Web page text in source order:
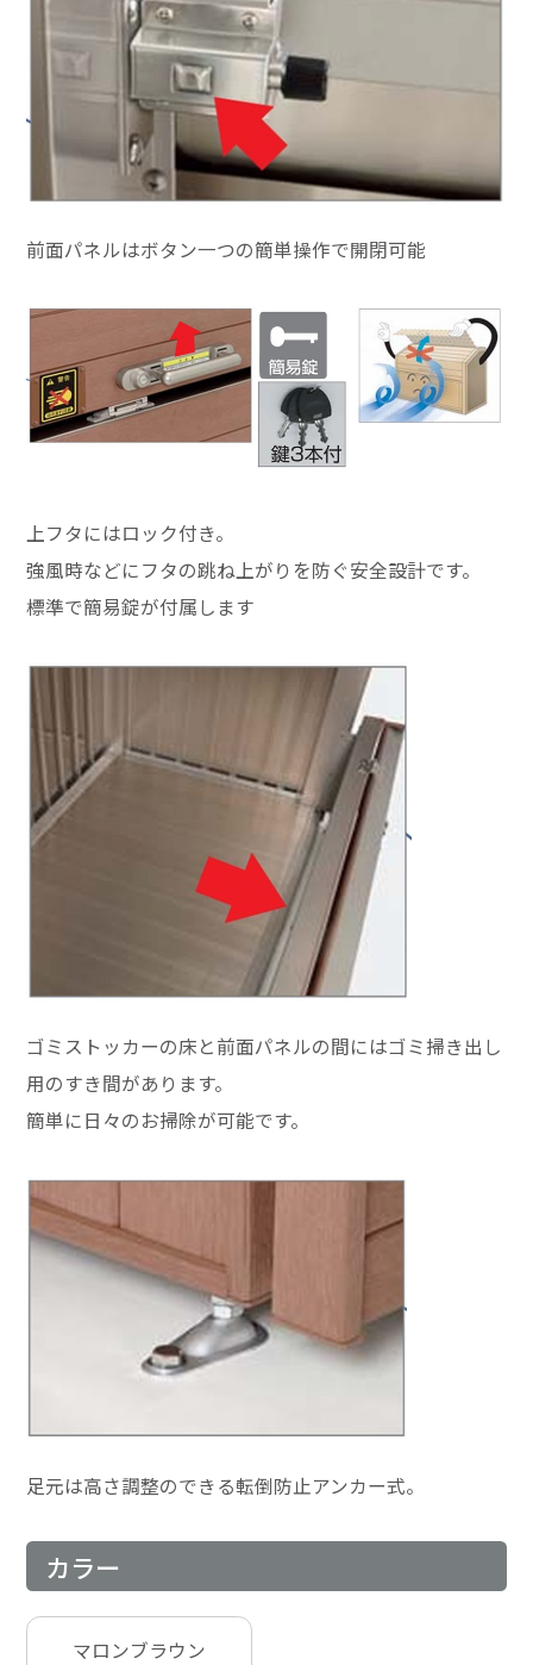
前面パネルはボタン一つの簡単操作で開閉可能
上フタにはロック付き。
強風時などにフタの跳ね上がりを防ぐ安全設計です。
標準で簡易錠が付属します
ゴミストッカーの床と前面パネルの間にはゴミ掃き出し
用のすき間があります。
簡単に日々のお掃除が可能です。
足元は高さ調整のできる転倒防止アンカー式。
カラー
マロンブラウン